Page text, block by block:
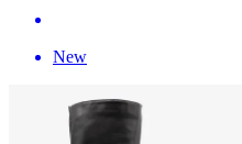
New